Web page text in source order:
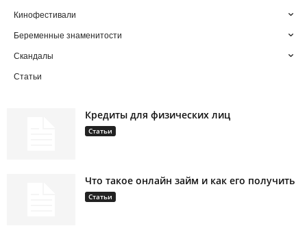
Кинофестивали
Беременные знаменитости
Скандалы
Статьи
Кредиты для физических лиц
Статьи
Что такое онлайн займ и как его получить
Статьи